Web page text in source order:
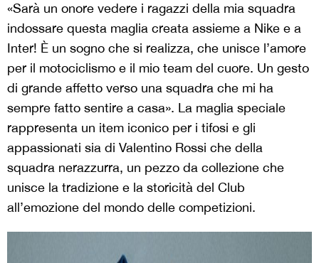
«Sarà un onore vedere i ragazzi della mia squadra
indossare questa maglia creata assieme a Nike e a
Inter! È un sogno che si realizza, che unisce l’amore
per il motociclismo e il mio team del cuore. Un gesto
di grande affetto verso una squadra che mi ha
sempre fatto sentire a casa». La maglia speciale
rappresenta un item iconico per i tifosi e gli
appassionati sia di Valentino Rossi che della
squadra nerazzurra, un pezzo da collezione che
unisce la tradizione e la storicità del Club
all’emozione del mondo delle competizioni.